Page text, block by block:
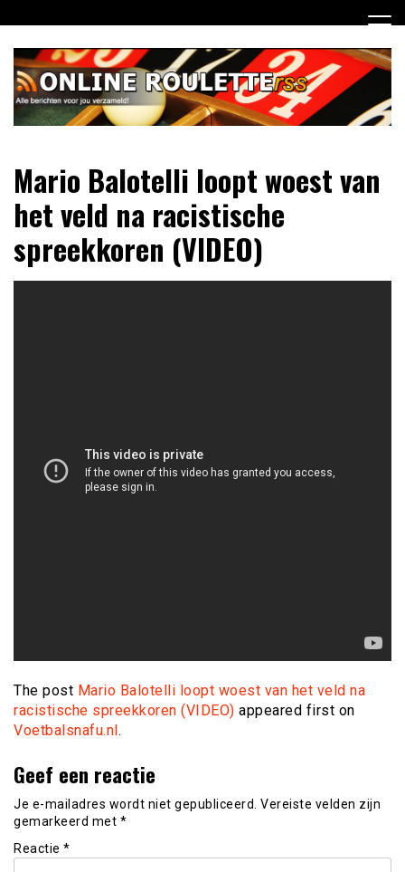
naar
inhoud
Online Roulette RSS
verzameld
Mario Balotelli loopt woest van
het veld na racistische
spreekkoren (VIDEO)
The post Mario Balotelli loopt woest van het veld na
racistische spreekkoren (VIDEO) appeared first on
Voetbalsnafu.nl.
Geef een reactie
Je e-mailadres wordt niet gepubliceerd. Vereiste velden zijn
gemarkeerd met *
Reactie *